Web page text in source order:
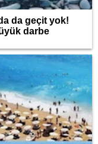
da geçit yok!
darbe